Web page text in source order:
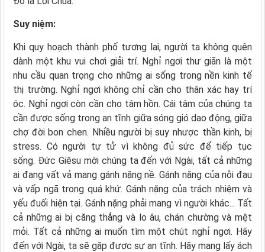
Suy niệm:
Khi quy hoạch thành phố tương lai, người ta không quên
dành một khu vui chơi giải trí. Nghỉ ngơi thư giãn là một
nhu cầu quan trọng cho những ai sống trong nền kinh tế
thị trường. Nghỉ ngơi không chỉ cần cho thân xác hay trí
óc. Nghỉ ngơi còn cần cho tâm hồn. Cái tâm của chúng ta
cần được sống trong an tĩnh giữa sóng gió dao động, giữa
chợ đời bon chen. Nhiều người bị suy nhược thần kinh, bị
stress. Có người tự tử vì không đủ sức để tiếp tục
sống. Ðức Giêsu mời chúng ta đến với Ngài, tất cả những
ai đang vất vả mang gánh nặng nề. Gánh nặng của nỗi đau
và vấp ngã trong quá khứ. Gánh nặng của trách nhiệm và
yếu đuối hiện tại. Gánh nặng phải mang vì người khác... Tất
cả những ai bị căng thẳng và lo âu, chán chường và mệt
mỏi. Tất cả những ai muốn tìm một chút nghỉ ngơi. Hãy
đến với Ngài, ta sẽ gặp được sự an tĩnh. Hãy mang lấy ách